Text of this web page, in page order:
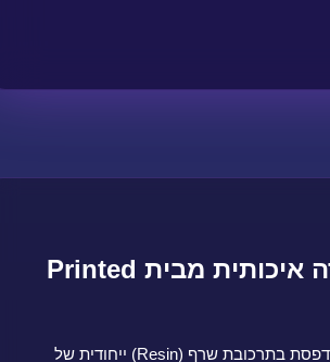
מיניאטורה איכותית מבית Printed
המיניאטורה מודפסת בתרכובת שרף (Resin) ייחודית של